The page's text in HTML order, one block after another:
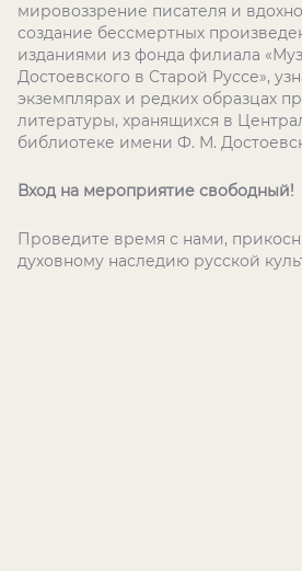
мировоззрение писателя и
создание бессмертных
изданиями из фонда филиала
Достоевского в Старой Руссе»,
экземплярах и редких образцах
литературы, хранящихся в
библиотеке имени Ф. М.
Вход на мероприятие свободный!
Проведите время с нами,
духовному наследию русской